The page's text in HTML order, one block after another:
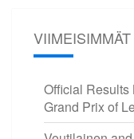
Official Results
Grand Prix of